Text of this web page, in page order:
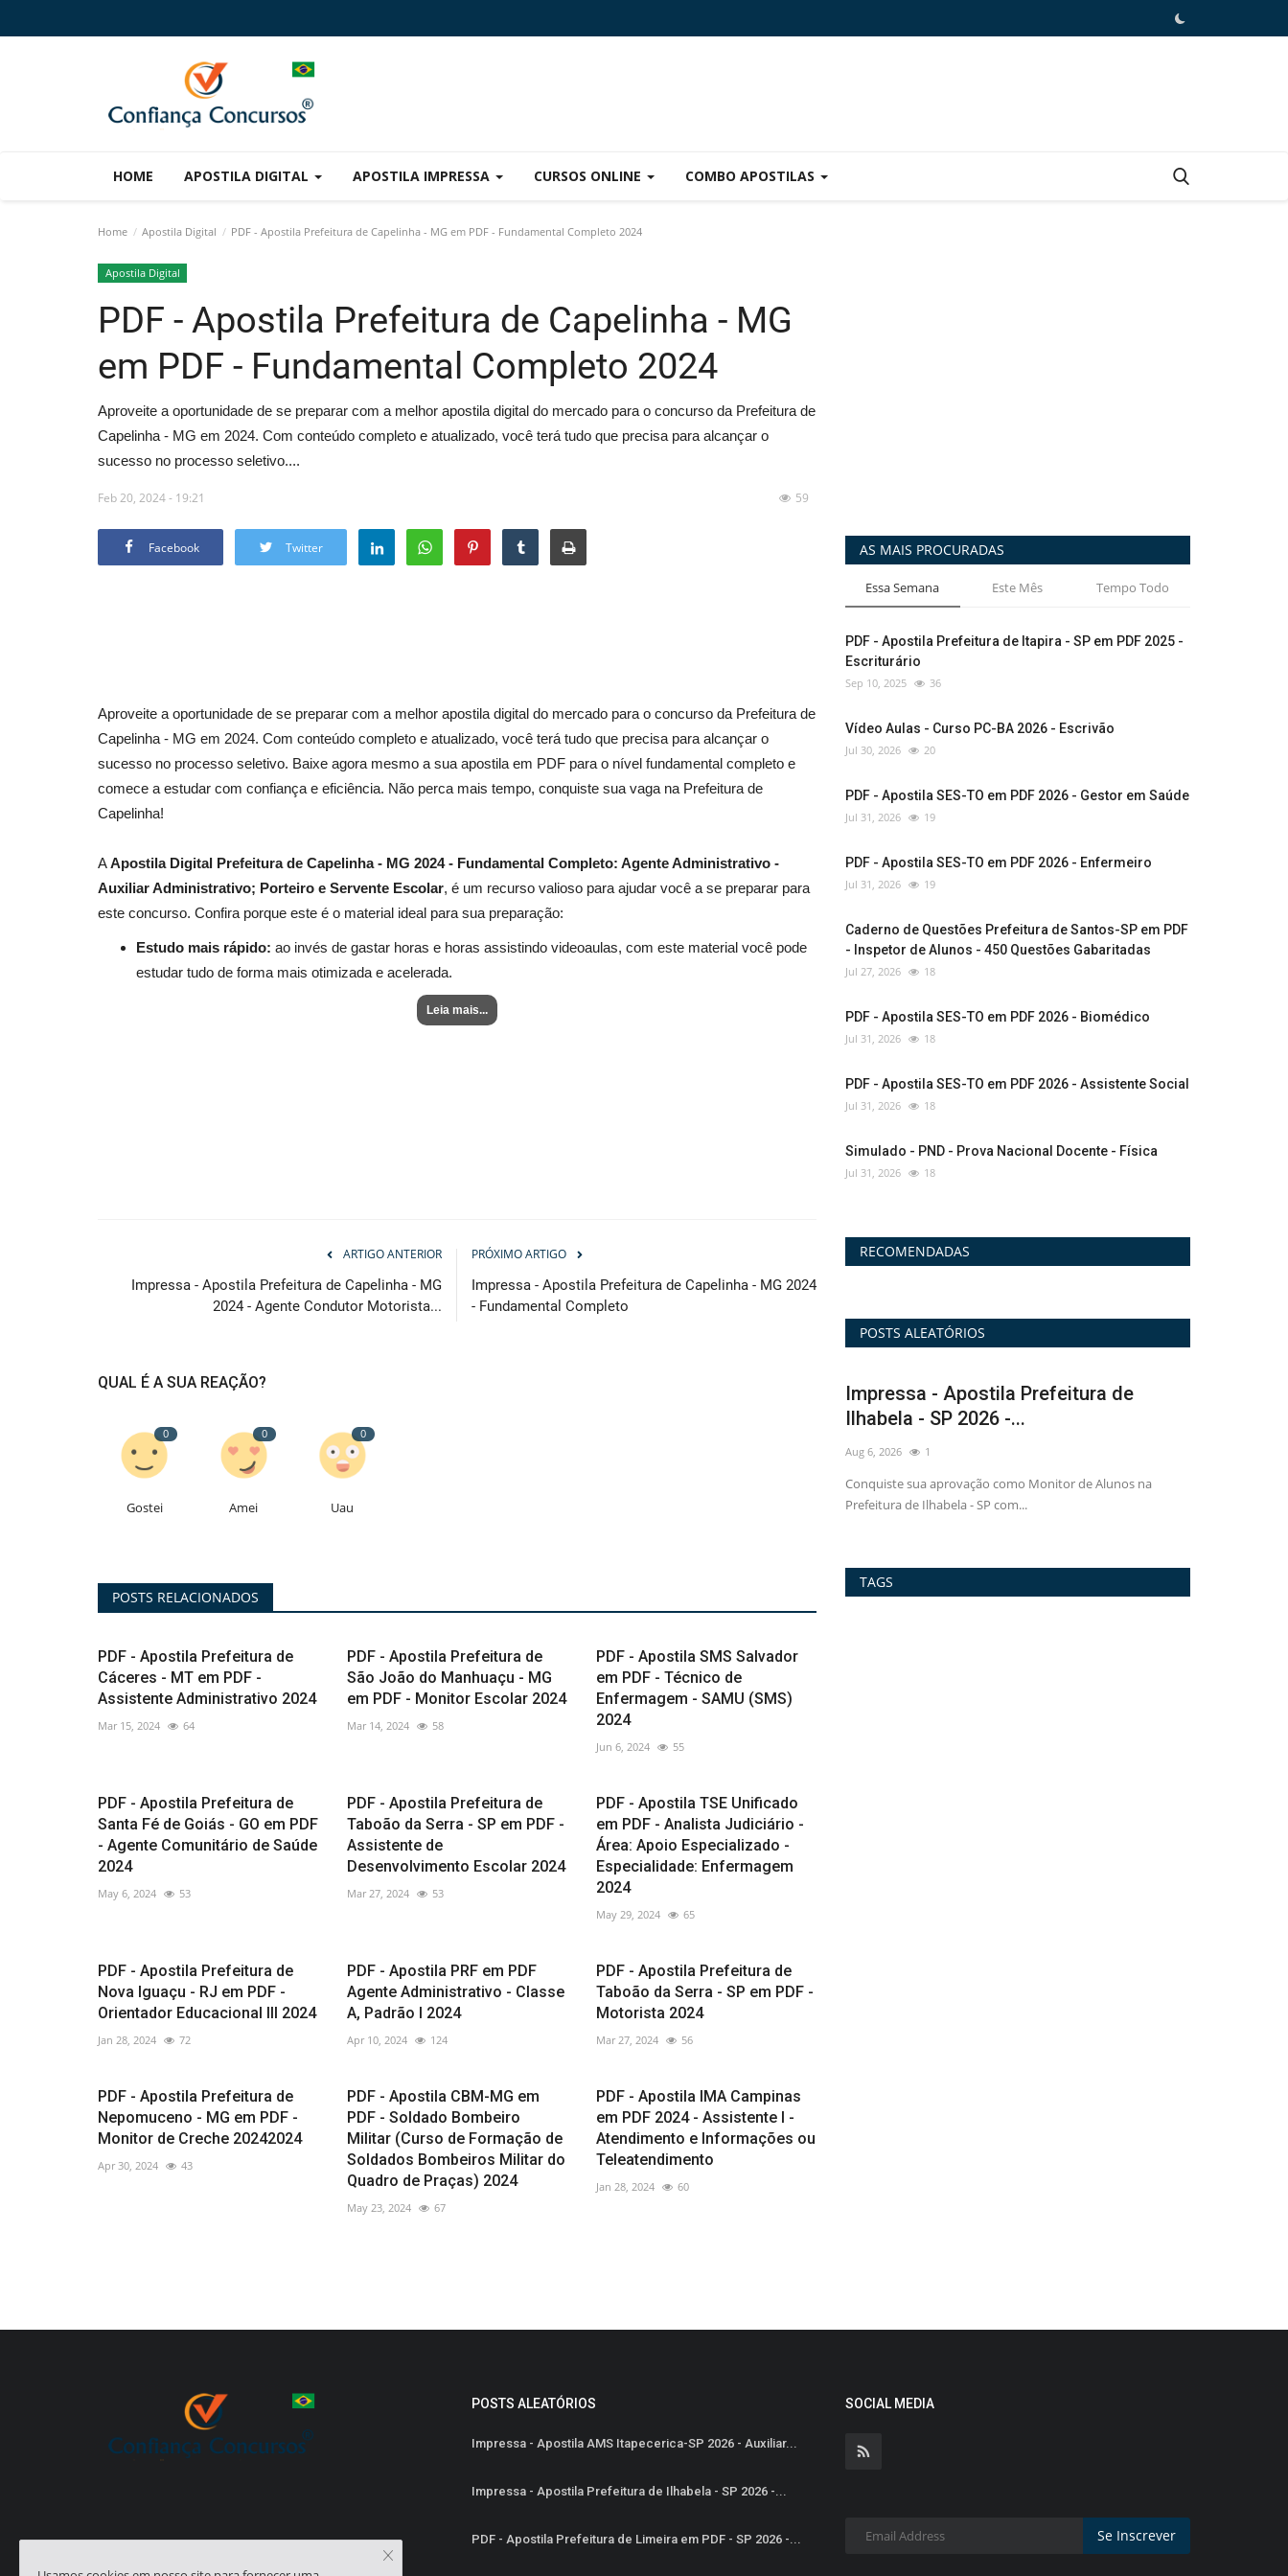
HOME APOSTILA DIGITAL APOSTILA IMPRESSA CURSOS ONLINE COMBO APOSTILAS
Home Apostila Digital PDF - Apostila Prefeitura de Capelinha - MG em PDF - Fundamental Completo 2024
Apostila Digital
PDF - Apostila Prefeitura de Capelinha - MG
em PDF - Fundamental Completo 2024
Aproveite a oportunidade de se preparar com a melhor apostila digital do mercado para o concurso da Prefeitura de
Capelinha - MG em 2024. Com conteúdo completo e atualizado, você terá tudo que precisa para alcançar o
sucesso no processo seletivo....
Feb 20, 2024 - 19:21 59
Facebook Twitter
Aproveite a oportunidade de se preparar com a melhor apostila digital do mercado para o concurso da Prefeitura de
Capelinha - MG em 2024. Com conteúdo completo e atualizado, você terá tudo que precisa para alcançar o
sucesso no processo seletivo. Baixe agora mesmo a sua apostila em PDF para o nível fundamental completo e
comece a estudar com confiança e eficiência. Não perca mais tempo, conquiste sua vaga na Prefeitura de
Capelinha!
AApostila Digital Prefeitura de Capelinha - MG 2024 - Fundamental Completo: Agente Administrativo -
Auxiliar Administrativo; Porteiro e Servente Escolar, é um recurso valioso para ajudar você a se preparar para
este concurso. Confira porque este é o material ideal para sua preparação:
Estudo mais rápido: ao invés de gastar horas e horas assistindo videoaulas, com este material você pode
estudar tudo de forma mais otimizada e acelerada.
Leia mais...
ARTIGO ANTERIOR
Impressa - Apostila Prefeitura de Capelinha - MG
2024 - Agente Condutor Motorista...
PRÓXIMO ARTIGO
Impressa - Apostila Prefeitura de Capelinha - MG 2024
- Fundamental Completo
QUAL É A SUA REAÇÃO?
0
Gostei
0
Amei
0
Uau
POSTS RELACIONADOS
PDF - Apostila Prefeitura de
Cáceres - MT em PDF -
Assistente Administrativo 2024
Mar 15, 2024 64
PDF - Apostila Prefeitura de
São João do Manhuaçu - MG
em PDF - Monitor Escolar 2024
Mar 14, 2024 58
PDF - Apostila SMS Salvador
em PDF - Técnico de
Enfermagem - SAMU (SMS)
2024
Jun 6, 2024 55
PDF - Apostila Prefeitura de
Santa Fé de Goiás - GO em PDF
- Agente Comunitário de Saúde
2024
May 6, 2024 53
PDF - Apostila Prefeitura de
Taboão da Serra - SP em PDF -
Assistente de
Desenvolvimento Escolar 2024
Mar 27, 2024 53
PDF - Apostila TSE Unificado
em PDF - Analista Judiciário -
Área: Apoio Especializado -
Especialidade: Enfermagem
2024
May 29, 2024 65
PDF - Apostila Prefeitura de
Nova Iguaçu - RJ em PDF -
Orientador Educacional III 2024
Jan 28, 2024 72
PDF - Apostila PRF em PDF
Agente Administrativo - Classe
A, Padrão I 2024
Apr 10, 2024 124
PDF - Apostila Prefeitura de
Taboão da Serra - SP em PDF -
Motorista 2024
Mar 27, 2024 56
PDF - Apostila Prefeitura de
Nepomuceno - MG em PDF -
Monitor de Creche 20242024
Apr 30, 2024 43
PDF - Apostila CBM-MG em
PDF - Soldado Bombeiro
Militar (Curso de Formação de
Soldados Bombeiros Militar do
Quadro de Praças) 2024
May 23, 2024 67
PDF - Apostila IMA Campinas
em PDF 2024 - Assistente I -
Atendimento e Informações ou
Teleatendimento
Jan 28, 2024 60
AS MAIS PROCURADAS
Essa Semana Este Mês Tempo Todo
PDF - Apostila Prefeitura de Itapira - SP em PDF 2025 -
Escriturário
Sep 10, 2025 36
Vídeo Aulas - Curso PC-BA 2026 - Escrivão
Jul 30, 2026 20
PDF - Apostila SES-TO em PDF 2026 - Gestor em Saúde
Jul 31, 2026 19
PDF - Apostila SES-TO em PDF 2026 - Enfermeiro
Jul 31, 2026 19
Caderno de Questões Prefeitura de Santos-SP em PDF
- Inspetor de Alunos - 450 Questões Gabaritadas
Jul 27, 2026 18
PDF - Apostila SES-TO em PDF 2026 - Biomédico
Jul 31, 2026 18
PDF - Apostila SES-TO em PDF 2026 - Assistente Social
Jul 31, 2026 18
Simulado - PND - Prova Nacional Docente - Física
Jul 31, 2026 18
RECOMENDADAS
POSTS ALEATÓRIOS
Impressa - Apostila Prefeitura de
Ilhabela - SP 2026 -...
1
Conquiste sua aprovação como Monitor de Alunos na
Prefeitura de Ilhabela - SP com...
Combo - Combo
Venha fazer parte do time de
TAGS
POSTS ALEATÓRIOS
Impressa - Apostila AMS Itapecerica-SP 2026 - Auxiliar...
Impressa - Apostila Prefeitura de Ilhabela - SP 2026 -...
PDF - Apostila Prefeitura de Limeira em PDF - SP 2026 -...
SOCIAL MEDIA
Se Inscrever